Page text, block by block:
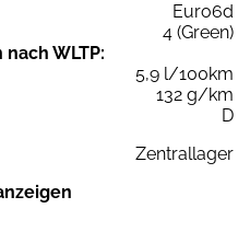
Euro6d
4 (Green)
WLTP:
5,9 l/100km
132 g/km
D
Zentrallager